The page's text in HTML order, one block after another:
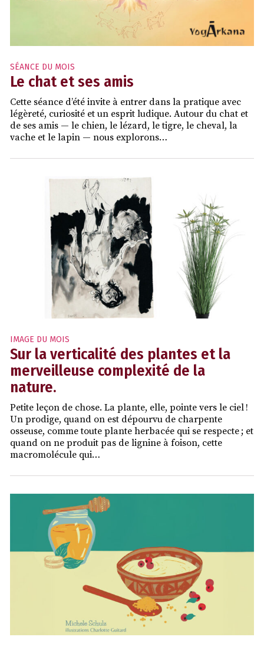
SÉANCE DU MOIS
Le chat et ses amis
Cette séance d’été invite à entrer dans la pratique avec
légèreté, curiosité et un esprit ludique. Autour du chat et
de ses amis — le chien, le lézard, le tigre, le cheval, la
vache et le lapin — nous explorons…
IMAGE DU MOIS
Sur la verticalité des plantes et la
merveilleuse complexité de la
nature.
Petite leçon de chose. La plante, elle, pointe vers le ciel !
Un prodige, quand on est dépourvu de charpente
osseuse, comme toute plante herbacée qui se respecte ; et
quand on ne produit pas de lignine à foison, cette
macromolécule qui…